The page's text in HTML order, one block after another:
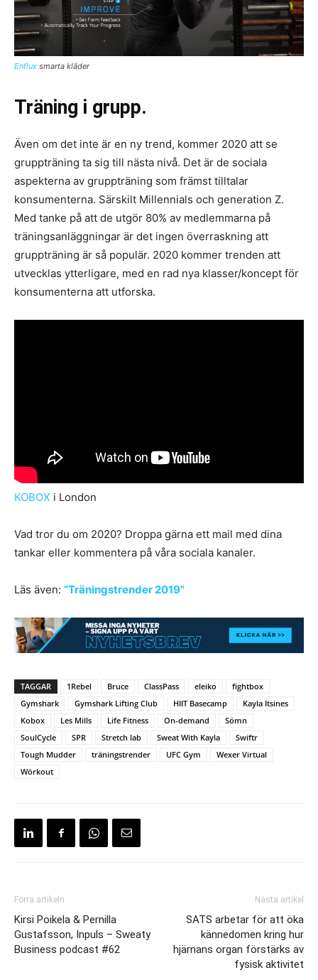
Enflux smarta kläder
Träning i grupp.
Även om det inte är en ny trend, kommer 2020 att se
gruppträning ta sig till nästa nivå. Det är de sociala
aspekterna av gruppträning som främst tilltalar
konsumenterna. Särskilt Millennials och generation Z.
Med tanke på att de utgör 80% av medlemmarna på
träningsanläggningar är det ingen överraskning att
gruppträning är så populär. 2020 kommer trenden att
utvecklas ytterligare, med en rad nya klasser/koncept för
konsumenterna att utforska.
KOBOX i London
Vad tror du om 2020? Droppa gärna ett mail med dina
tankar eller kommentera på våra sociala kanaler.
Läs även: ”Träningstrender 2019”
TAGGAR 1Rebel Bruce ClassPass eleiko
fightbox
Gymshark
Gymshark Lifting Club HIIT Basecamp
Kayla Itsines
Kobox
Les Mills Life Fitness On-demand
Sömn
SoulCycle
SPR Stretch lab Sweat With Kayla
Swiftr
Tough Mudder
träningstrender UFC Gym
Wexer Virtual
Wörkout
Förra artikeln
Kirsi Poikela & Pernilla
Gustafsson, Inpuls – Sweaty
Business podcast #62
Nästa artikel
SATS arbetar för att öka
kännedomen kring hur
hjärnans organ förstärks av
fysisk aktivitet